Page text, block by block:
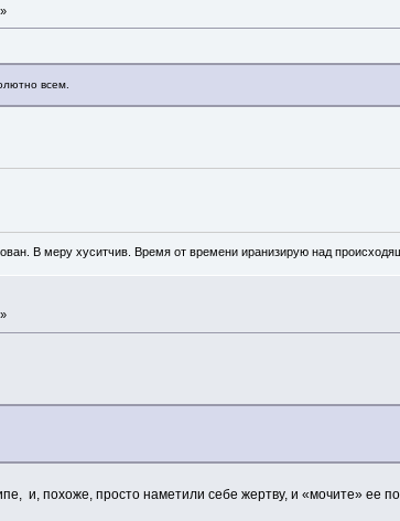
всем.
В меру хуситчив. Время от времени иранизирую над
и, похоже, просто наметили себе жертву, и «мочите» ее